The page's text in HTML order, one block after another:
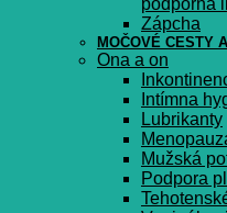
podporná
Zápcha
MOČOVÉ CESTY
Ona a on
Intímna
Lubrikanty
Mužská
Podpora